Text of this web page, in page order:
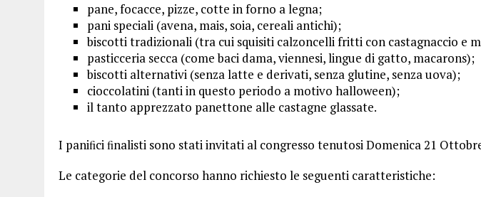
pane, focacce, pizze, cotte in forno a legna;
pani speciali (avena, mais, soia, cereali antichi);
biscotti tradizionali (tra cui squisiti calzoncelli fritti con castagnaccio e
pasticceria secca (come baci dama, viennesi, lingue di gatto, macarons);
biscotti alternativi (senza latte e derivati, senza glutine, senza uova);
cioccolatini (tanti in questo periodo a motivo halloween);
il tanto apprezzato panettone alle castagne glassate.
I paniﬁci ﬁnalisti sono stati invitati al congresso tenutosi Domenica 21
Le categorie del concorso hanno richiesto le seguenti caratteristiche: